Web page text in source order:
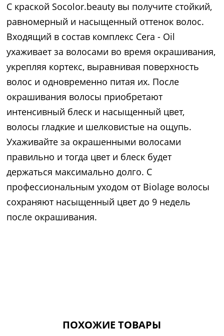
С краской Socolor.beauty вы получите стойкий,
равномерный и насыщенный оттенок волос.
Входящий в состав комплекс Cera - Oil
ухаживает за волосами во время окрашивания,
укрепляя кортекс, выравнивая поверхность
волос и одновременно питая их. После
окрашивания волосы приобретают
интенсивный блеск и насыщенный цвет,
волосы гладкие и шелковистые на ощупь.
Ухаживайте за окрашенными волосами
правильно и тогда цвет и блеск будет
держаться максимально долго. C
профессиональным уходом от Biolage волосы
сохраняют насыщенный цвет до 9 недель
после окрашивания.
ПОХОЖИЕ ТОВАРЫ